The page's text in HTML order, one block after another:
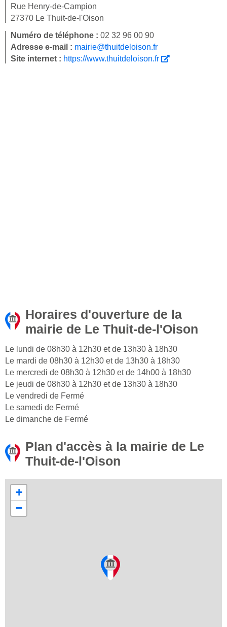
Rue Henry-de-Campion
27370 Le Thuit-de-l'Oison
Numéro de téléphone : 02 32 96 00 90
Adresse e-mail : mairie@thuitdeloison.fr
Site internet : https://www.thuitdeloison.fr
Horaires d'ouverture de la
mairie de Le Thuit-de-l'Oison
Le lundi de 08h30 à 12h30 et de 13h30 à 18h30
Le mardi de 08h30 à 12h30 et de 13h30 à 18h30
Le mercredi de 08h30 à 12h30 et de 14h00 à 18h30
Le jeudi de 08h30 à 12h30 et de 13h30 à 18h30
Le vendredi de Fermé
Le samedi de Fermé
Le dimanche de Fermé
Plan d'accès à la mairie de Le
Thuit-de-l'Oison
+
−